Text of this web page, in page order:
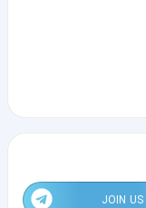
JOIN US